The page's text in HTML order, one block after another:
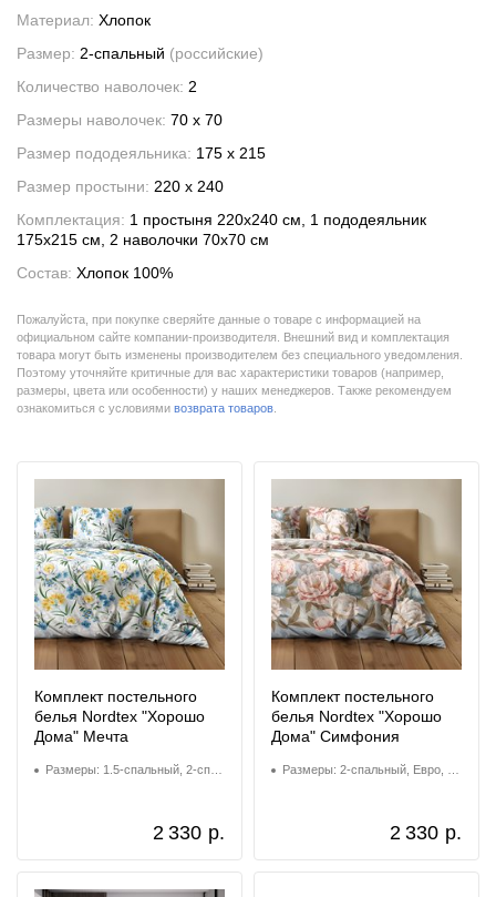
Материал: Хлопок
Размер: 2-спальный (российские)
Количество наволочек: 2
Размеры наволочек: 70 x 70
Размер пододеяльника: 175 x 215
Размер простыни: 220 x 240
Комплектация: 1 простыня 220x240 см, 1 пододеяльник
175x215 см, 2 наволочки 70x70 см
Состав: Хлопок 100%
Пожалуйста, при покупке сверяйте данные о товаре с информацией на
официальном сайте компании-производителя. Внешний вид и комплектация
товара могут быть изменены производителем без специального уведомления.
Поэтому уточняйте критичные для вас характеристики товаров (например,
размеры, цвета или особенности) у наших менеджеров. Также рекомендуем
ознакомиться с условиями возврата товаров
Комплект постельного
белья Nordtex "Хорошо
Дома" Мечта
Размеры: 1.5-спальный, 2-спальный
2 330 р.
Комплект постельного
белья Nordtex "Хорошо
Дома" Симфония
Размеры: 2-спальный, Евро, Семейный
2 330 р.